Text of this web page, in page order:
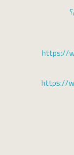
https://
https://